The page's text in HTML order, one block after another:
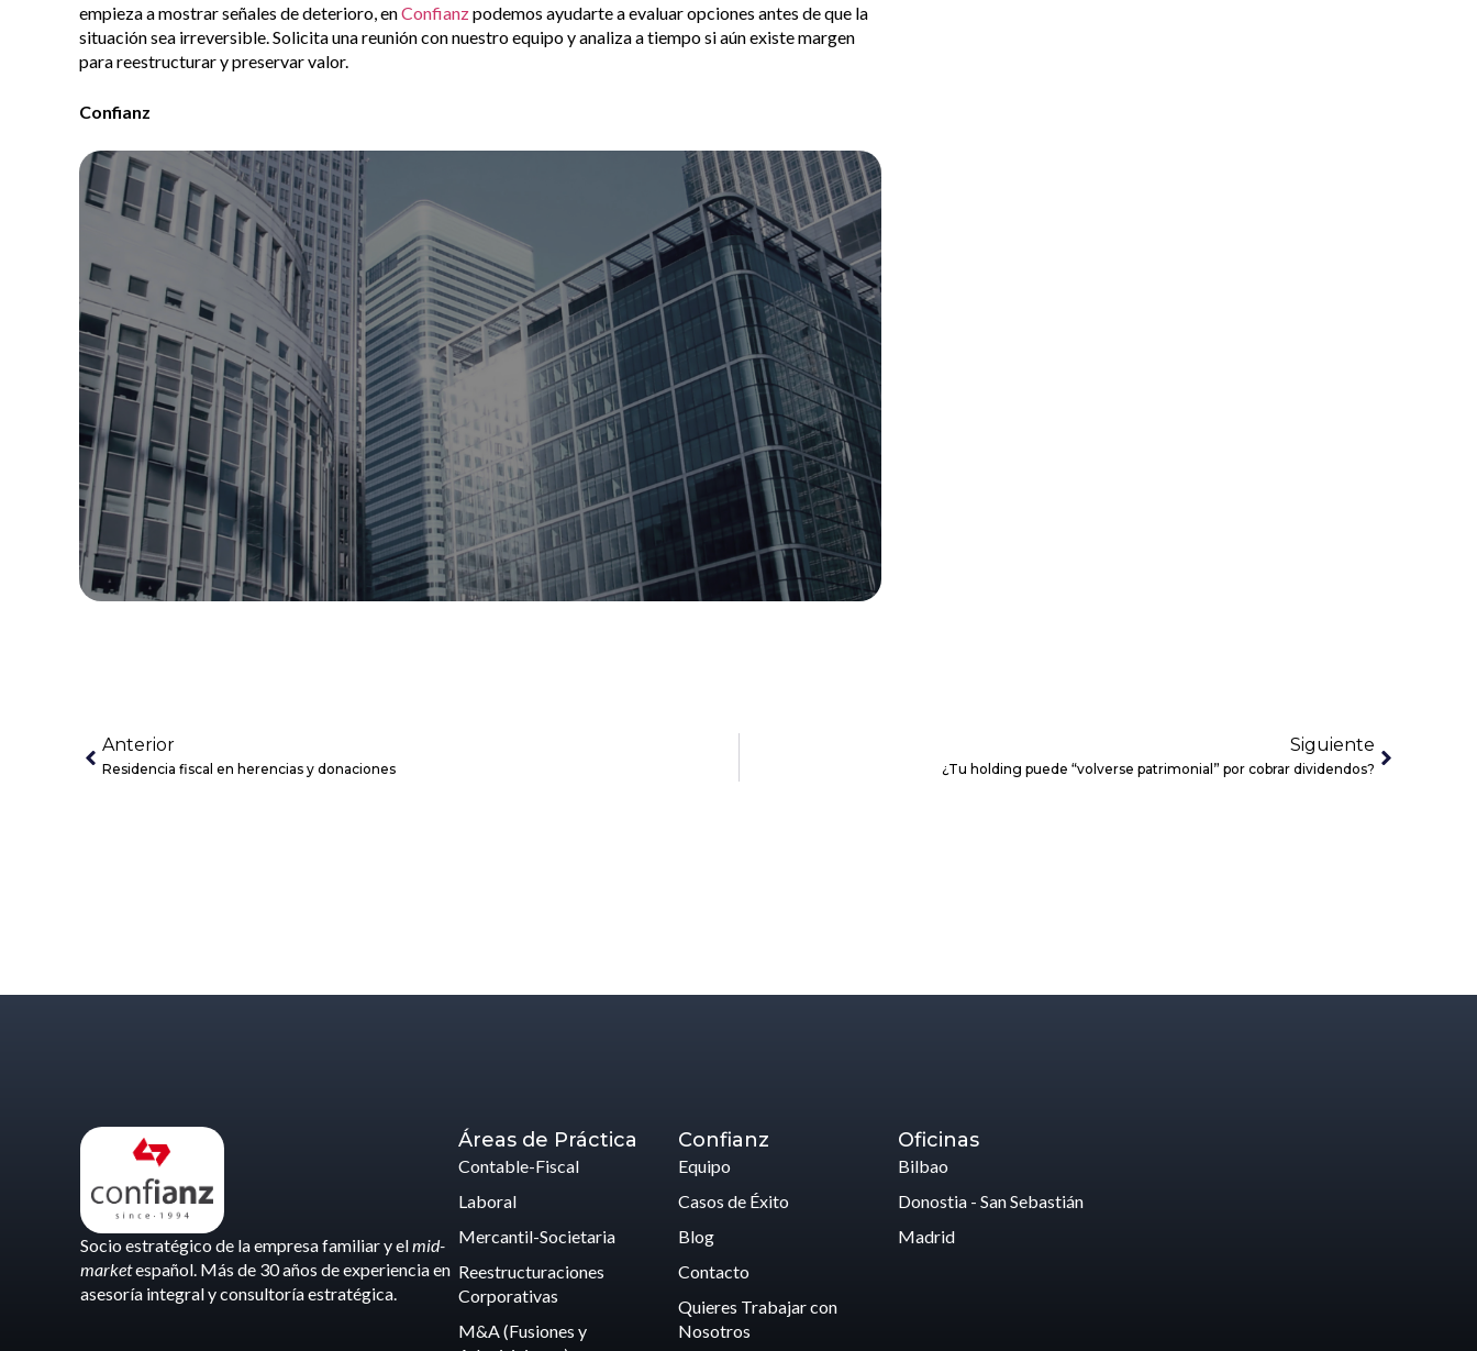
empieza a mostrar señales de deterioro, enConfianzpodemos ayudarte a evaluar opciones antes de que la
situación sea irreversible. Solicita una reunión con nuestro equipo y analiza a tiempo si aún existe margen
para reestructurar y preservar valor.
Confianz
Anterior
Residencia fiscal en herencias y donaciones
Siguiente
¿Tu holding puede “volverse patrimonial” por cobrar dividendos?
Socio estratégico de la empresa familiar y elmid-
marketespañol. Más de 30 años de experiencia en
asesoría integral y consultoría estratégica.
Áreas de Práctica
Contable-Fiscal
Laboral
Mercantil-Societaria
Reestructuraciones
Corporativas
M&A (Fusiones y
Confianz
Equipo
Casos de Éxito
Blog
Contacto
Quieres Trabajar con
Nosotros
Oficinas
Bilbao
Donostia - San Sebastián
Madrid